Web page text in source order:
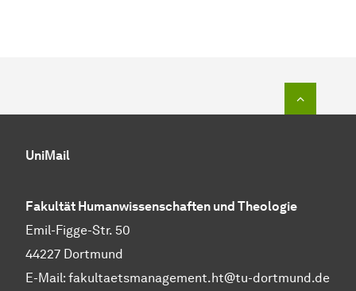
UniMail
Fakultät Humanwissenschaften und Theologie
Emil-Figge-Str. 50
44227 Dortmund
E-Mail: fakultaetsmanagement.ht@tu-dortmund.de